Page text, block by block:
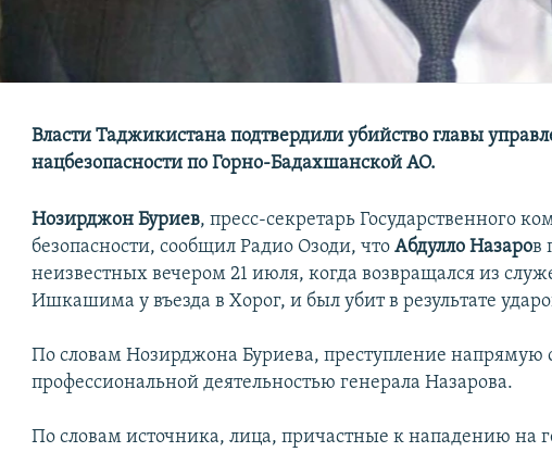
Власти Таджикистана подтвердили убийство главы
нацбезопасности по Горно-Бадахшанской АО.
Нозирджон Буриев, пресс-секретарь Государственного
безопасности, сообщил Радио Озоди, чтоАбдулло Назаров
неизвестных вечером 21 июля, когда возвращался из
Ишкашима у въезда в Хорог, и был убит в результате
По словам Нозирджона Буриева, преступление напрямую
профессиональной деятельностью генерала Назарова.
По словам источника, лица, причастные к нападению на